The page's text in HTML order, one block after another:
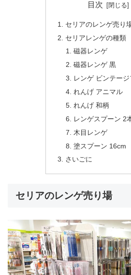
目次
セリアのレンゲ売り
セリアレンゲの種類
磁器レンゲ
磁器レンゲ 黒
レンゲ ビンテージ
れんげ アニマル
れんげ 和柄
レンゲスプーン 2
木目レンゲ
塗スプーン 16cm
さいごに
セリアのレンゲ売り場